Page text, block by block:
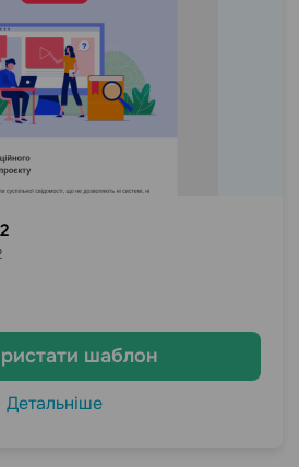
шаблон
Детальніше